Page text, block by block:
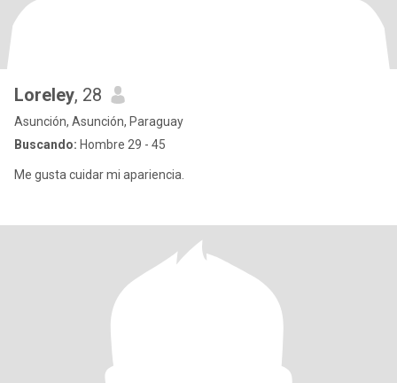
Loreley, 28
Asunción, Asunción, Paraguay
Buscando: Hombre 29 - 45
Me gusta cuidar mi apariencia.